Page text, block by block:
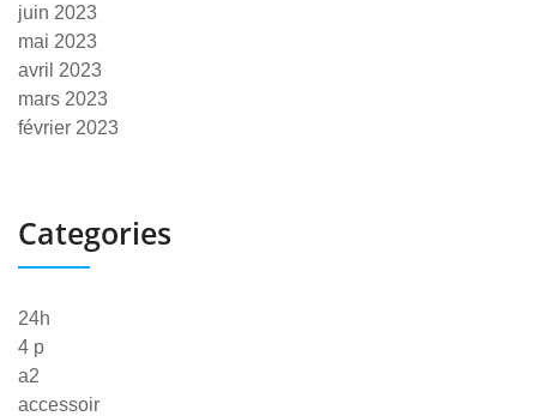
juin 2023
mai 2023
avril 2023
mars 2023
février 2023
Categories
24h
4 p
a2
accessoir